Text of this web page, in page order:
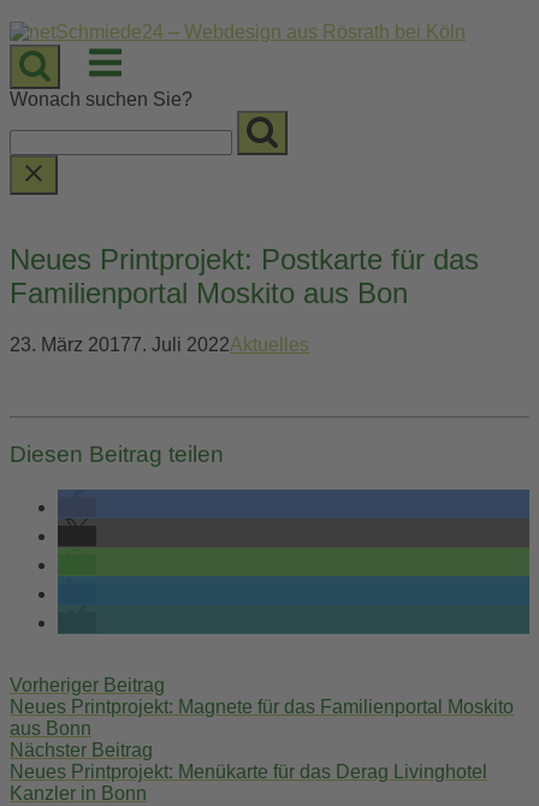
Skip
to
content
Menu
Wonach suchen Sie?
Neues Printprojekt: Postkarte für das
Familienportal Moskito aus Bon
23. März 20177. Juli 2022Aktuelles
Diesen Beitrag teilen
navigation
Vorheriger Beitrag
Neues Printprojekt: Magnete für das Familienportal Moskito
aus Bonn
Nächster Beitrag
Neues Printprojekt: Menükarte für das Derag Livinghotel
Kanzler in Bonn